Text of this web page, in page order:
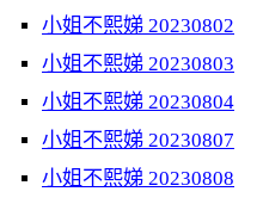
小姐不熙娣 20230802
小姐不熙娣 20230803
小姐不熙娣 20230804
小姐不熙娣 20230807
小姐不熙娣 20230808